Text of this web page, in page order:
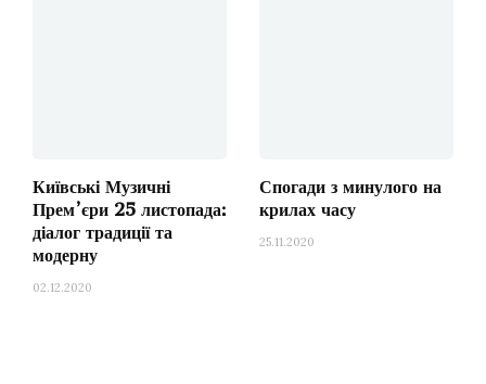
Київські Музичні
Прем’єри 25 листопада:
діалог традиції та
модерну
02.12.2020
Спогади з минулого на
крилах часу
25.11.2020